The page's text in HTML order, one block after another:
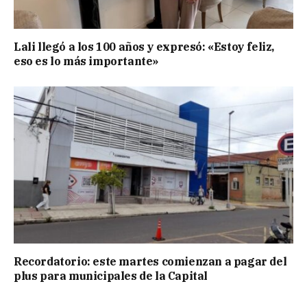
Lali llegó a los 100 años y expresó: «Estoy feliz,
eso es lo más importante»
Recordatorio: este martes comienzan a pagar del
plus para municipales de la Capital